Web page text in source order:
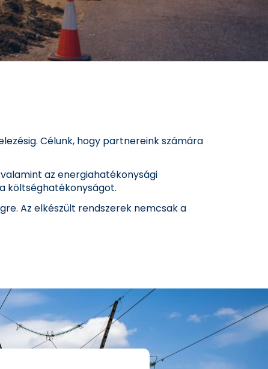
Célunk, hogy partnereink számára
az energiahatékonysági
költséghatékonyságot.
Az elkészült rendszerek nemcsak a